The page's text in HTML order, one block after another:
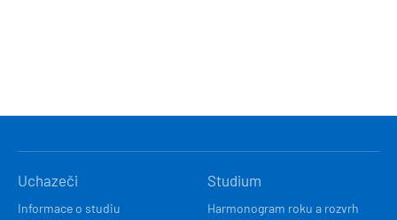
NAVIGACE
Uchazeči
Informace o studiu
Studium
Harmonogram roku a rozvrh